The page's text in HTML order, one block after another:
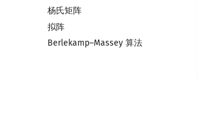
模逆元
线性同余方程
中国剩余定理
多项式初等函数
常系数齐次线性递推
多项式平移|连续点值平移
贝尔数
伯努利数
Entringer Number
线性空间
线性基
线性映射
Schreier–Sims 算法
随机变量的数字特征
概率不等式
零和游戏
非公平组合游戏
数值积分
高斯消元
牛顿迭代法
杨氏矩阵
拟阵
Berlekamp–Massey 算法